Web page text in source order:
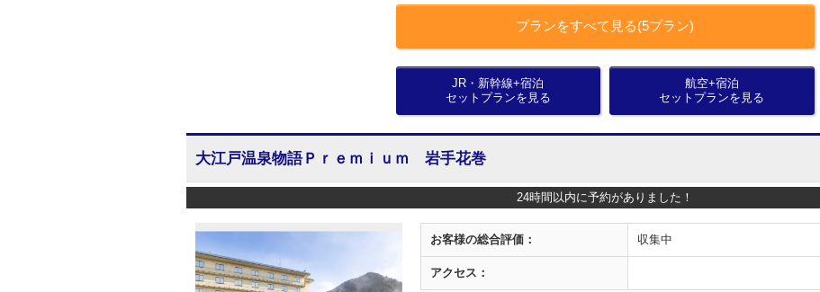
プランをすべて見る(5プラン)
JR・新幹線+宿泊
セットプランを見る
航空+宿泊
セットプランを見る
大江戸温泉物語Ｐｒｅｍｉｕｍ 岩手花巻
24時間以内に予約がありました！
お客様の総合評価： 収集中
アクセス：